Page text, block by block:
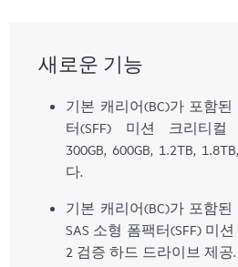
새로운 기능
기본 캐리어(BC)가 포함된
터(SFF) 미션 크리티
300GB, 600GB, 1.2TB,
다.
기본 캐리어(BC)가 포함된
SAS 소형 폼팩터(SFF) 미
2 검증 하드 드라이브 제공.